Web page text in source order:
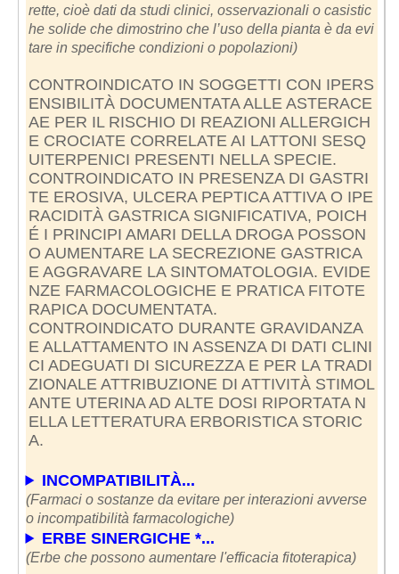
rette, cioè dati da studi clinici, osservazionali o casistic
he solide che dimostrino che l’uso della pianta è da evi
tare in specifiche condizioni o popolazioni)
CONTROINDICATO IN SOGGETTI CON IPERS
ENSIBILITÀ DOCUMENTATA ALLE ASTERACE
AE PER IL RISCHIO DI REAZIONI ALLERGICH
E CROCIATE CORRELATE AI LATTONI SESQ
UITERPENICI PRESENTI NELLA SPECIE.
CONTROINDICATO IN PRESENZA DI GASTRI
TE EROSIVA, ULCERA PEPTICA ATTIVA O IPE
RACIDITÀ GASTRICA SIGNIFICATIVA, POICH
É I PRINCIPI AMARI DELLA DROGA POSSON
O AUMENTARE LA SECREZIONE GASTRICA
E AGGRAVARE LA SINTOMATOLOGIA. EVIDE
NZE FARMACOLOGICHE E PRATICA FITOTE
RAPICA DOCUMENTATA.
CONTROINDICATO DURANTE GRAVIDANZA
E ALLATTAMENTO IN ASSENZA DI DATI CLINI
CI ADEGUATI DI SICUREZZA E PER LA TRADI
ZIONALE ATTRIBUZIONE DI ATTIVITÀ STIMOL
ANTE UTERINA AD ALTE DOSI RIPORTATA N
ELLA LETTERATURA ERBORISTICA STORIC
A.
INCOMPATIBILITÀ...
(Farmaci o sostanze da evitare per interazioni avverse
o incompatibilità farmacologiche)
ERBE SINERGICHE *...
(Erbe che possono aumentare l'efficacia fitoterapica)